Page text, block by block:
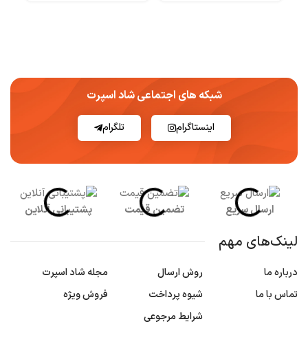
شبکه های اجتماعی شاد اسپرت
اینستاگرام تلگرام
ارسال سریع تضمین قیمت پشتیبانی آنلاین
لینک‌های مهم
درباره ما
تماس با ما
روش ارسال
شیوه پرداخت
شرایط مرجوعی
مجله شاد اسپرت
فروش ویژه